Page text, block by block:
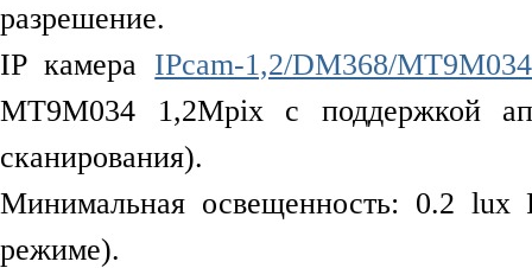
разрешение.
IP камера IPcam-1,2/DM368/MT9M034
MT9M034 1,2Mpix с поддержкой
сканирования).
Минимальная освещенность: 0.2
режиме).